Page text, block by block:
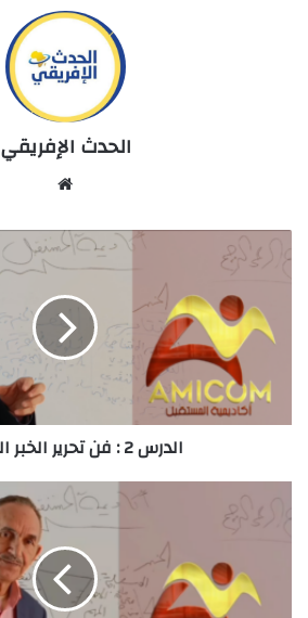
الحدث الإفريقي
2
تحرير
الصحفي
الدرس 2 : فن تحرير الخبر الصحفي
والقصة
الخبرية